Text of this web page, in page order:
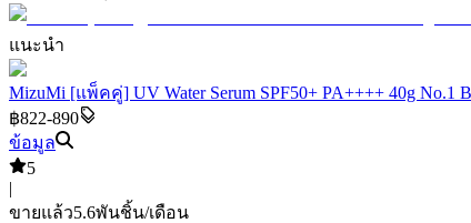
แนะนำ
MizuMi [แพ็คคู่] UV Water Serum SPF50+ PA++++ 40g
฿822-890
ข้อมูล
5
|
ขายแล้ว5.6พันชิ้น/เดือน